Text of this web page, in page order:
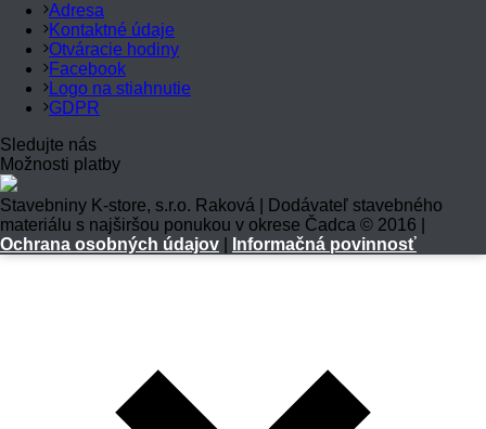
Adresa
Kontaktné údaje
Otváracie hodiny
Facebook
Logo na stiahnutie
GDPR
Sledujte nás
Možnosti platby
Stavebniny K-store, s.r.o. Raková | Dodávateľ stavebného
materiálu s najširšou ponukou v okrese Čadca © 2016 |
Ochrana osobných údajov
Informačná povinnosť